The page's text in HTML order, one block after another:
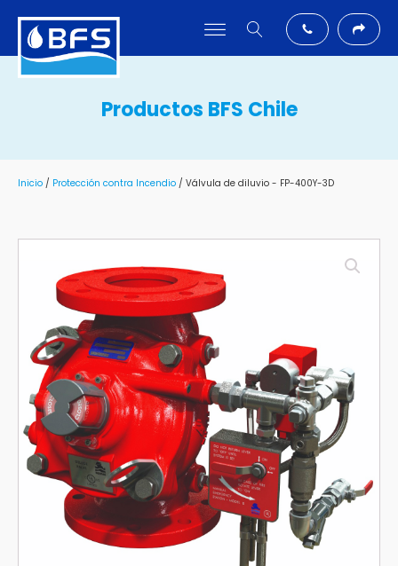
Productos BFS Chile
Inicio / Protección contra Incendio / Válvula de diluvio - FP-400Y-3D